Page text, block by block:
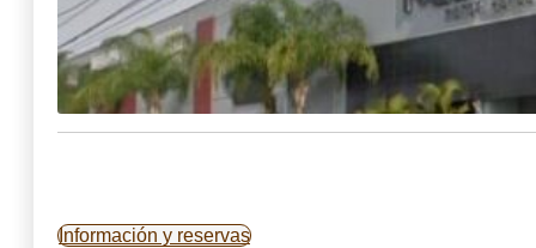
Información y reservas